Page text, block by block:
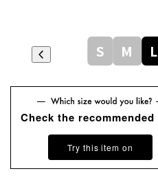
S M L
Check the recommended
Try this item on